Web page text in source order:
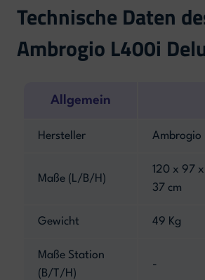
Technische Daten
Ambrogio L400i
Allgemein
Hersteller Ambrogio
Maße (L/B/H)
120 x 97 x
37 cm
Gewicht 49 Kg
Maße Station
(B/T/H)
-